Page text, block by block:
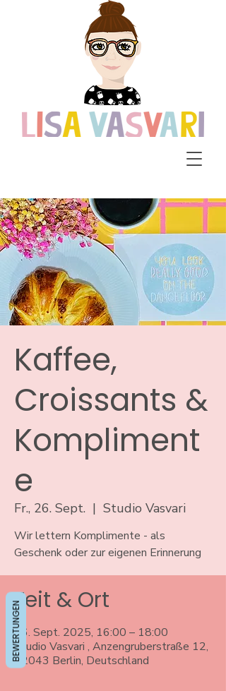
Kaffee,
Croissants &
Kompliment
e
Fr., 26. Sept.
  |
Studio Vasvari
Wir lettern Komplimente - als
Geschenk oder zur eigenen Erinnerung
Zeit & Ort
26. Sept. 2025, 16:00 – 18:00
Studio Vasvari , Anzengruberstraße 12,
12043 Berlin, Deutschland
BEWERTUNGEN